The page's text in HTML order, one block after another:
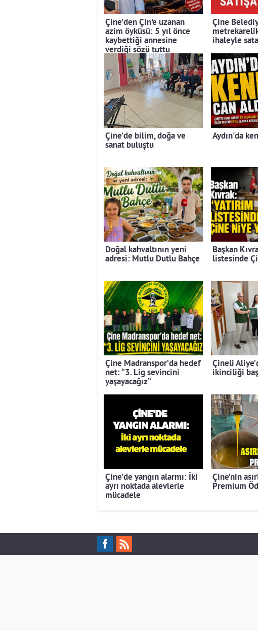
Çine'den Çin'e uzanan
azim öyküsü: 5 yıl önce
kaybettiği annesine
verdiği sözü tuttu
Çine
ihaleyle
Çine’de bilim, doğa ve
sanat buluştu
Aydın'da
Doğal kahvaltının yeni
adresi: Mutlu Dutlu Bahçe
Başkan
listesinde
Çine Madranspor’da hedef
net: “3. Lig sevincini
yaşayacağız”
Çineli
ikinciliği
Çine'de yangın alarmı: İki
ayrı noktada alevlerle
mücadele
Çine’nin
Premium